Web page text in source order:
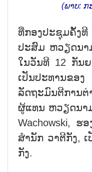
(ພາບ: ກ
ທີ່ກອງປະຊຸມຄັ້ງ
ປະສົມ ຫວຽດນາ
ໃນວັນທີ 12 ກັນ
ເປັນປະທານຂອ
ລັດຖະມົນຕີການ
ຜູ້ແທນ ຫວຽດນາມ
Wachowski, ຮ
ສຳນັກ ວາຕີກັງ,
ກັງ.